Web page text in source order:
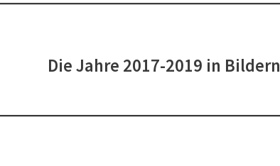
Die Jahre 2017-2019 in Bildern